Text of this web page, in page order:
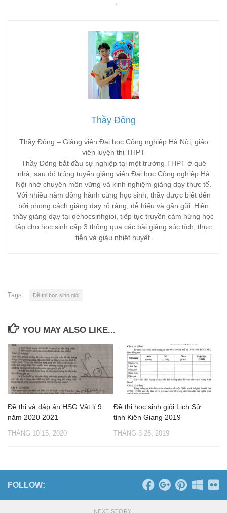
Thầy Đông
Thầy Đông – Giảng viên Đại học Công nghiệp Hà Nội, giáo
viên luyện thi THPT
Thầy Đông bắt đầu sự nghiệp tại một trường THPT ở quê
nhà, sau đó trúng tuyển giảng viên Đại học Công nghiệp Hà
Nội nhờ chuyên môn vững và kinh nghiệm giảng dạy thực tế.
Với nhiều năm đồng hành cùng học sinh, thầy được biết đến
bởi phong cách giảng dạy rõ ràng, dễ hiểu và gần gũi. Hiện
thầy giảng dạy tại dehocsinhgioi, tiếp tục truyền cảm hứng học
tập cho học sinh cấp 3 thông qua các bài giảng súc tích, thực
tiễn và giàu nhiệt huyết.
Tags: Đề thi học sinh giỏi
YOU MAY ALSO LIKE...
Đề thi và đáp án HSG Vật lí 9
năm 2020 2021
THÁNG 10 15, 2020
Đề thi học sinh giỏi Lịch Sử
tỉnh Kiên Giang 2019
THÁNG 3 26, 2019
FOLLOW:
NEXT STORY